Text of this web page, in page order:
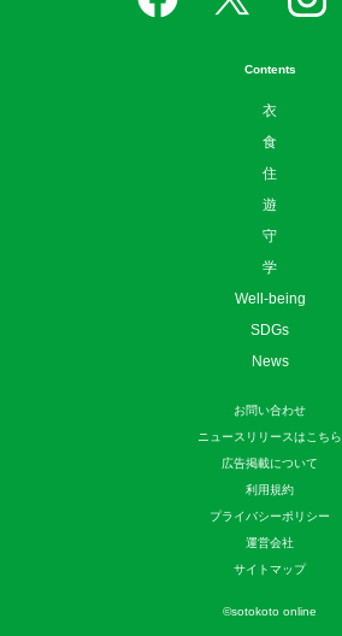
Contents
衣
食
住
遊
守
学
Well-being
SDGs
News
お問い合わせ
ニュースリリースはこちら
広告掲載について
利用規約
プライバシーポリシー
運営会社
サイトマップ
©sotokoto online